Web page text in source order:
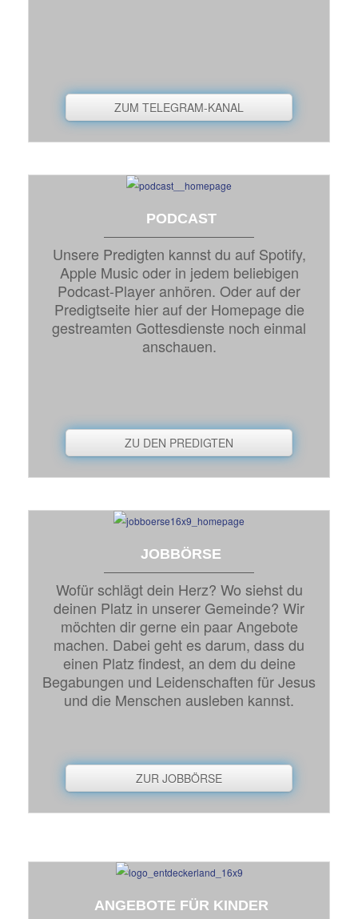
ZUM TELEGRAM-KANAL
PODCAST
Unsere Predigten kannst du auf Spotify,
Apple Music oder in jedem beliebigen
Podcast-Player anhören. Oder auf der
Predigtseite hier auf der Homepage die
gestreamten Gottesdienste noch einmal
anschauen.
ZU DEN PREDIGTEN
JOBBÖRSE
Wofür schlägt dein Herz? Wo siehst du
deinen Platz in unserer Gemeinde? Wir
möchten dir gerne ein paar Angebote
machen. Dabei geht es darum, dass du
einen Platz findest, an dem du deine
Begabungen und Leidenschaften für Jesus
und die Menschen ausleben kannst.
ZUR JOBBÖRSE
ANGEBOTE FÜR KINDER